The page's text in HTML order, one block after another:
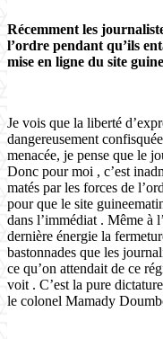
Récemment les
l’ordre pendant qu’ils
mise en ligne du site
Je vois que la liberté
dangereusement
menacée, je pense que le
Donc pour moi , c’est
matés par les forces de
pour que le site
dans l’immédiat . Même à
dernière énergie la
bastonnades que les
ce qu’on attendait de ce
voit . C’est la pure
le colonel Mamady